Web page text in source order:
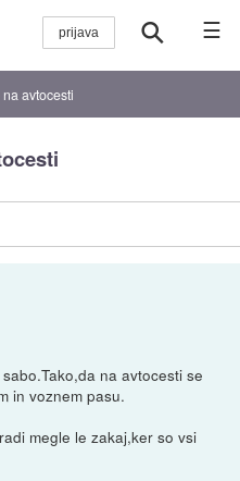
☰
avtocesti
na avtocesti se
in voznem pasu.
megle le zakaj,ker so vsi